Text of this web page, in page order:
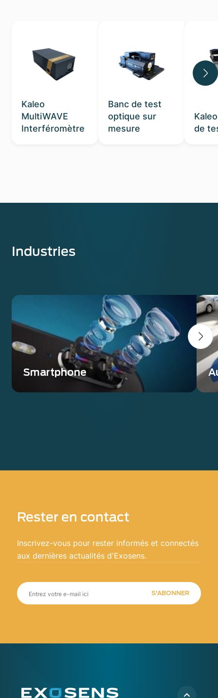
Kaleo
MultiWAVE
Interféromètre
Banc de test
optique sur
mesure
de
Industries
Smartphone
Accurate measurement of large FOV, large
Rester en contact
Inscrivez-vous pour rester informés et connectés
aux dernières actualités d'Exosens.
S'ABONNER